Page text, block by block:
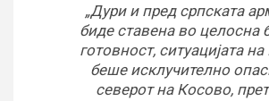
„Дури и пред српската
биде ставена во целосна
готовност, ситуацијата
беше исклучително
северот на Косово,